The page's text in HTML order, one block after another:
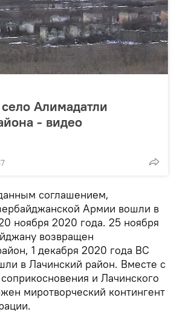
Алимадатли
- видео
соглашением,
Армии вошли в
ноября 2020 года. 25 ноября
возвращен
1 декабря 2020 года ВС
в Лачинский район. Вместе с
и Лачинского
миротворческий контингент